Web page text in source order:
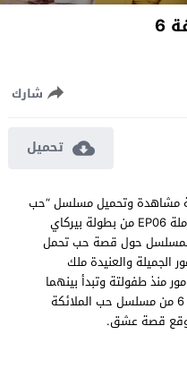
6
شارك
تحميل
الحلقة 6 مترجمة مشاهدة وتحميل مسلسل “حب
الملائكة” Meleklerin Aşkı حلقة 6 كاملة EP06 من بطولة بيركاي
المسلسل حول قصة حب تحمل
الجميلة والعنيدة ملك
منذ طفولتة وتبدأ بينهما
قصة حب مليئة بالاثارة ، شاهد الحلقة 6 من مسلسل حب الملائكة
موقع قصة عشق.